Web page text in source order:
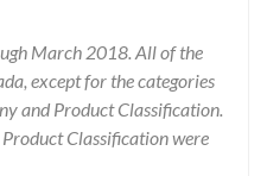
March 2018. All of the
except for the categories
and Product Classification.
Classification were